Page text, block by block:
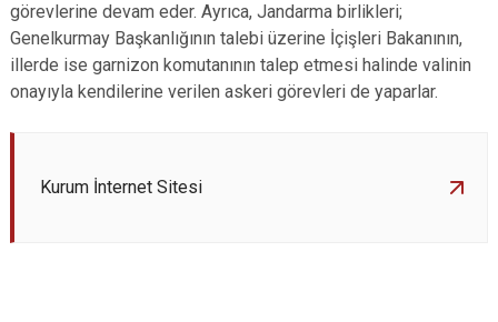
görevlerine devam eder. Ayrıca, Jandarma birlikleri;
Genelkurmay Başkanlığının talebi üzerine İçişleri Bakanının,
illerde ise garnizon komutanının talep etmesi halinde valinin
onayıyla kendilerine verilen askeri görevleri de yaparlar.
Kurum İnternet Sitesi